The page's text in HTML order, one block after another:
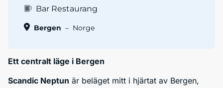
Bar Restaurang
Bergen – Norge
Ett centralt läge i Bergen
Scandic Neptun är beläget mitt i hjärtat av Bergen,